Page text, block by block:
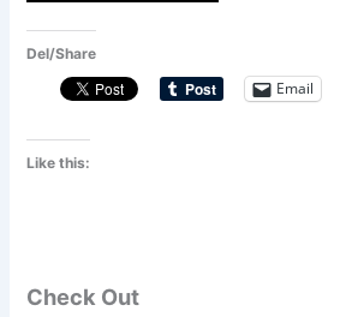
Del/Share
Email
Like this:
Check Out